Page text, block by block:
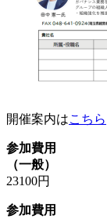
開催案内はこちら
参加費用
（一般）
23100円
参加費用